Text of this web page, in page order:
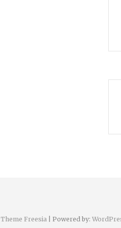
Theme Freesia| Powered by: